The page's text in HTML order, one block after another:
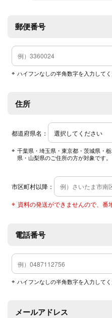
郵便番号
ハイフンなしの半角数字を入力してく
住所
都道府県名：
千葉県・埼玉県・東京都・茨城県・
県・山梨県のご住所の方が対象です。
市区町村以降：
資料の発送ができませんので、番
電話番号
ハイフンなしの半角数字を入力してく
メールアドレス